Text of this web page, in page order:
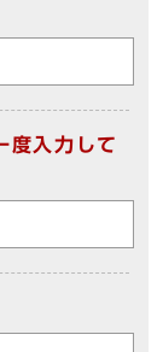
度入力して